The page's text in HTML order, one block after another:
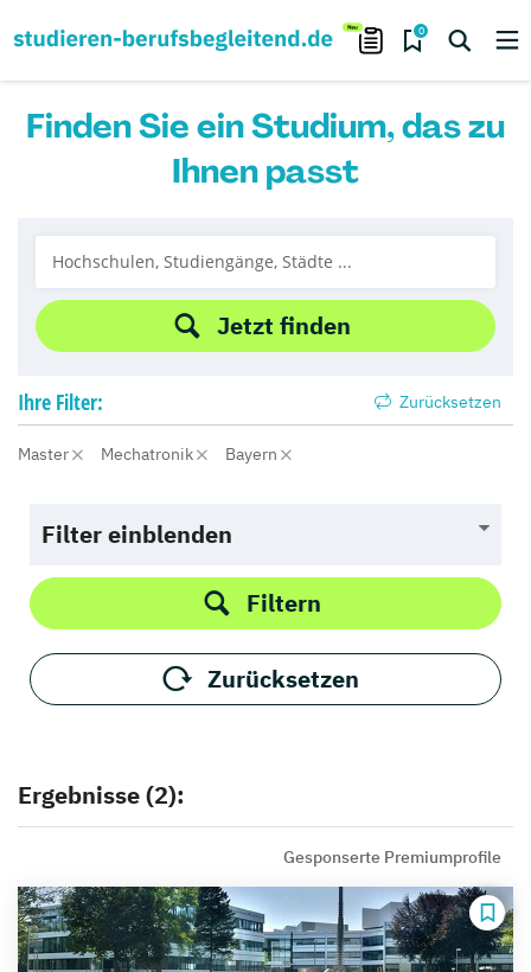
0
Finden Sie ein Studium, das zu
Ihnen passt
Jetzt finden
Ihre Filter: Zurücksetzen
Master Mechatronik Bayern
Filter einblenden
Filtern
Zurücksetzen
Ergebnisse (2):
Gesponserte Premiumprofile